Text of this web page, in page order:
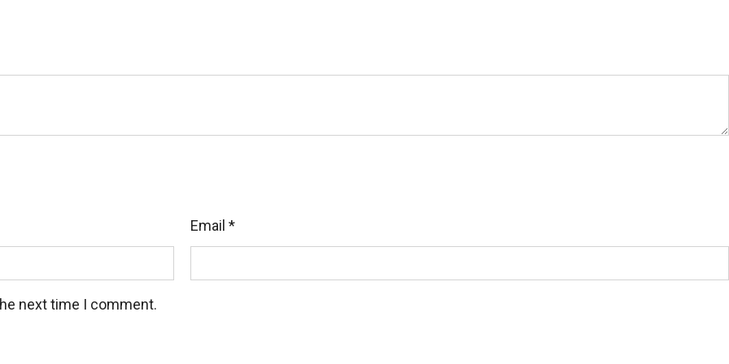
MIỄN PHÍ toàn quốc
chịu hoàn toàn trách nhiệm
Email *
next time I comment.